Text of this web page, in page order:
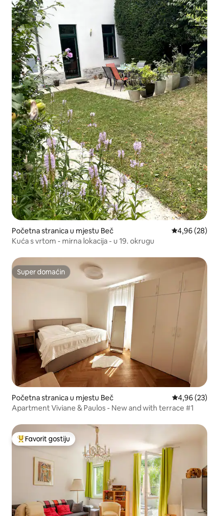
Početna stranica u mjestu Beč prosječna
4,96 (28)
Kuća s vrtom - mirna lokacija - u 19. okrugu
Super domaćin
Super domaćin
Početna stranica u mjestu Beč prosječna
4,96 (23)
Apartment Viviane & Paulos - New and with terrace #1
Glavni favorit gostiju
Favorit gostiju